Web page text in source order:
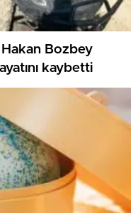
Hakan Bozbey
kaybetti